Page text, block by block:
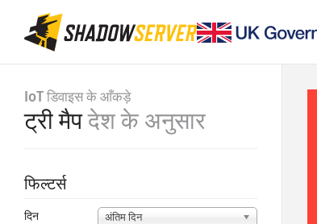
IoT डिवाइस के आँकड़े
ट्री मैपदेश के अनुसार
फिल्टर्स
दिन अंतिम दिन